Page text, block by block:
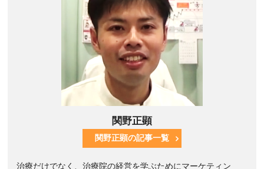
関野正顕
関野正顕の記事一覧
治療だけでなく、治療院の経営を学ぶためにマーケティン